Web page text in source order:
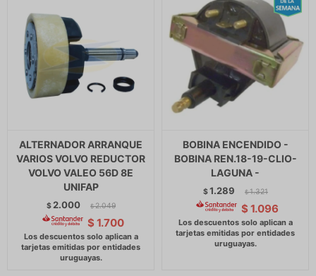
ALTERNADOR ARRANQUE
VARIOS VOLVO REDUCTOR
VOLVO VALEO 56D 8E
UNIFAP
$ 2.000 $ 2.049
$ 1.700
BOBINA ENCENDIDO -
BOBINA REN.18-19-CLIO-
LAGUNA -
$1.289 $ 1.321
$ 1.096